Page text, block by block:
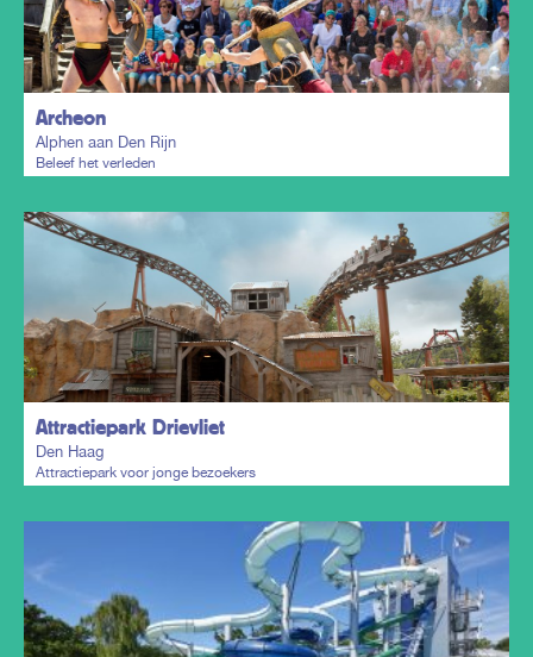
Plan mijn trip
Archeon
Alphen aan Den Rijn
Beleef het verleden
Plan mijn trip
Attractiepark Drievliet
Den Haag
Attractiepark voor jonge bezoekers
Plan mijn trip